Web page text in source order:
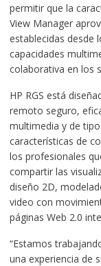
permitir que la
View Manager
establecidas desde
capacidades
colaborativa en los
HP RGS está
remoto seguro,
multimedia y de tipo
características de
los profesionales
compartir las
diseño 2D,
video con
páginas Web 2.0
“Estamos
una experiencia de